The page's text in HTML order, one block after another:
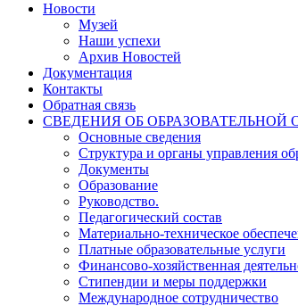
Новости
Музей
Наши успехи
Архив Новостей
Документация
Контакты
Обратная связь
СВЕДЕНИЯ ОБ ОБРАЗОВАТЕЛЬНОЙ
Основные сведения
Структура и органы управления
Документы
Образование
Руководство.
Педагогический состав
Материально-техническое
Платные образовательные услуги
Финансово-хозяйственная
Стипендии и меры поддержки
Международное сотрудничество